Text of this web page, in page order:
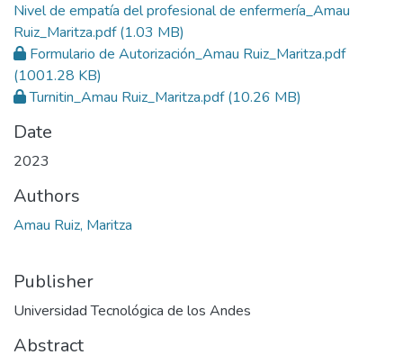
Nivel de empatía del profesional de enfermería_Amau
Ruiz_Maritza.pdf(1.03 MB)
Formulario de Autorización_Amau Ruiz_Maritza.pdf
(1001.28 KB)
Turnitin_Amau Ruiz_Maritza.pdf(10.26 MB)
Date
2023
Authors
Amau Ruiz, Maritza
Publisher
Universidad Tecnológica de los Andes
Abstract